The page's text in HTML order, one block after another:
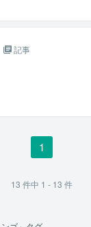
記事
1
13 件中 1 - 13 件